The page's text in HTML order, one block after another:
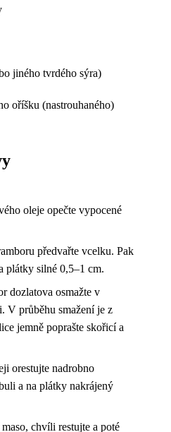
jiného tvrdého sýra)
oříšku (nastrouhaného)
oleje opečte vypocené
předvařte vcelku. Pak
plátky silné 0,5–1 cm.
dozlatova osmažte v
V průběhu smažení je z
jemně poprašte skořicí a
orestujte nadrobno
a na plátky nakrájený
chvíli restujte a poté